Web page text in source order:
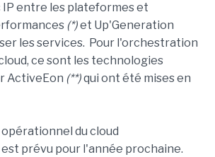
entre les plateformes et
(*)et Up'Generation
les services. Pour l'orchestration
ce sont les technologies
ActiveEon (**)qui ont été mises en
du cloud
prévu pour l'année prochaine.